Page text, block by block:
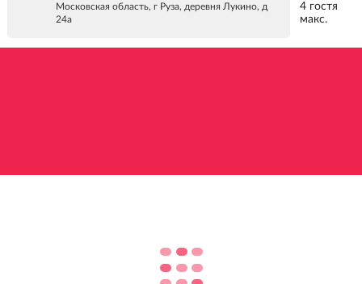
Московская область, г Руза, деревня Лукино, д
24а
4 гостя
макс.